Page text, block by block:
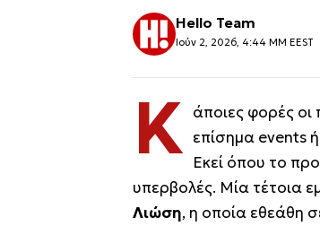
Hello Team
Ιούν 2, 2026, 4:44 ΜΜ EEST
Κ άποιες φορές οι
επίσημα events
Εκεί όπου το
υπερβολές. Μία τέτοια
Λιώση, η οποία εθεάθη